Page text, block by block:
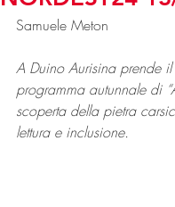
Samuele Meton
A Duino Aurisina prende
programma autunnale di
scoperta della pietra
lettura e inclusione.